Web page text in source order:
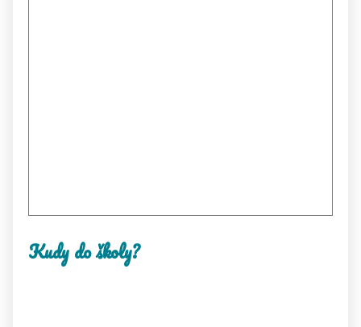
Kudy do školy?